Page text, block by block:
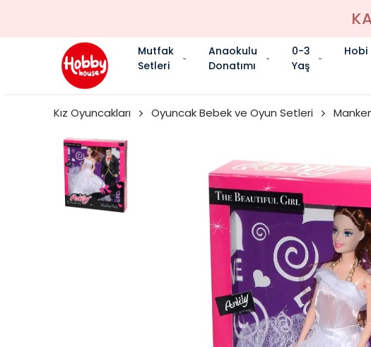
Mutfak
Setleri
Anaokulu
Donatımı
0-3
Yaş
Hobi
Kız Oyuncakları Oyuncak Bebek ve Oyun Setleri